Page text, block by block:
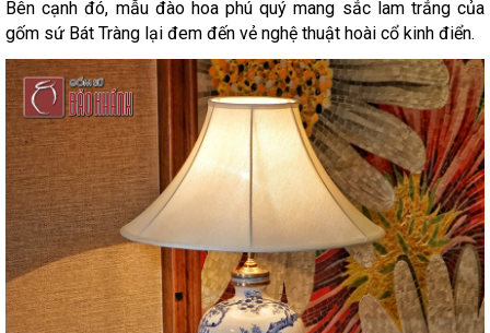
Bên cạnh đó, mẫu đào hoa phú quý mang sắc lam trắng của
gốm sứ Bát Tràng lại đem đến vẻ nghệ thuật hoài cổ kinh điển.